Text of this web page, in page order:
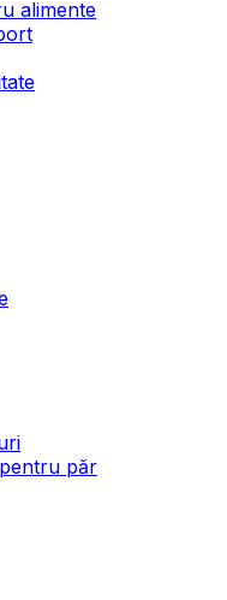
alimente
păr